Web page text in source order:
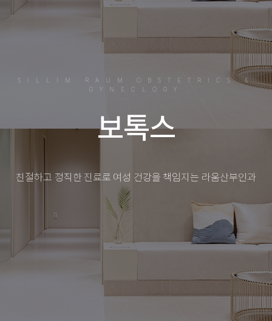
SILLIM RAUM OBSTETRICS &
GYNECLOGY
보톡스
친절하고 정직한 진료로 여성 건강을 책임지는 라움산부인과